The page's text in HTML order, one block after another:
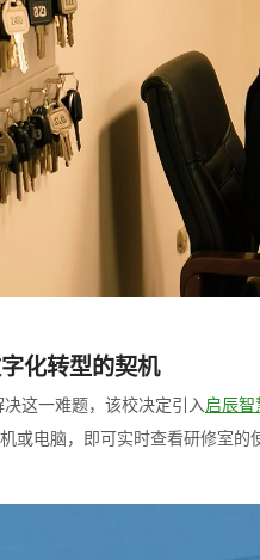
化转型的契机
决这一难题，该校决定引入启辰智
或电脑，即可实时查看研修室的